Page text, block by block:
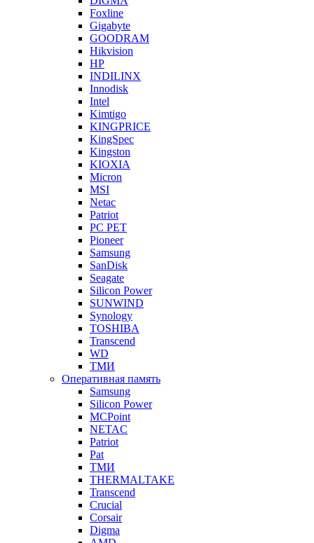
Foxline
Gigabyte
GOODRAM
Hikvision
HP
INDILINX
Innodisk
Intel
Kimtigo
KINGPRICE
KingSpec
Kingston
KIOXIA
Micron
MSI
Netac
Patriot
PC PET
Pioneer
Samsung
SanDisk
Seagate
Silicon Power
SUNWIND
Synology
TOSHIBA
Transcend
WD
ТМИ
Оперативная память
Samsung
Silicon Power
MCPoint
NETAC
Patriot
Pat
ТМИ
THERMALTAKE
Transcend
Crucial
Corsair
Digma